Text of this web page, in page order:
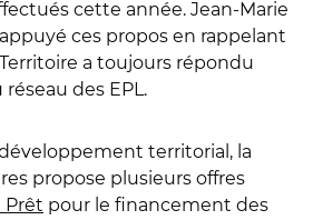
cette année. Jean-Marie
ces propos en rappelant
a toujours répondu
des EPL.
territorial, la
propose plusieurs offres
Prêt pour le financement des